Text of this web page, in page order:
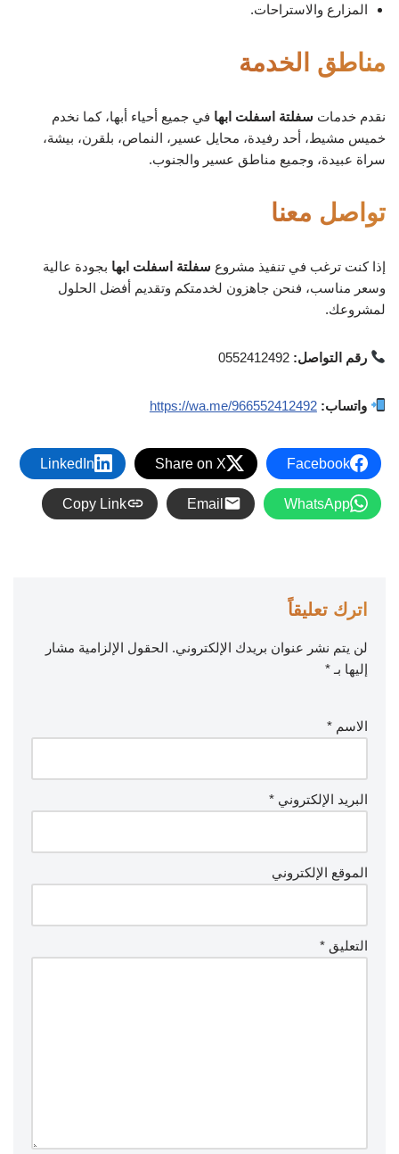
المزارع والاستراحات.
مناطق الخدمة
نقدم خدمات سفلتة اسفلت ابها في جميع أحياء أبها، كما نخدم
خميس مشيط، أحد رفيدة، محايل عسير، النماص، بلقرن، بيشة،
سراة عبيدة، وجميع مناطق عسير والجنوب.
تواصل معنا
إذا كنت ترغب في تنفيذ مشروع سفلتة اسفلت ابها بجودة عالية
وسعر مناسب، فنحن جاهزون لخدمتكم وتقديم أفضل الحلول
لمشروعك.
رقم التواصل: 0552412492
واتساب: https://wa.me/966552412492
Facebook
Share on X
LinkedIn
WhatsApp
Email
Copy Link
اترك تعليقاً
لن يتم نشر عنوان بريدك الإلكتروني. الحقول الإلزامية مشار
إليها بـ *
الاسم *
البريد الإلكتروني *
الموقع الإلكتروني
التعليق *